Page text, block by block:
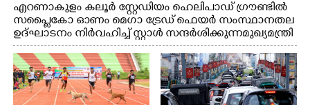
എറണാകുളം കലൂർ സ്റ്റേഡിയം ഹെലിപാഡ് ഗ്രൗണ്ടിൽ
സപ്ളൈകോ ഓണം മെഗാ ട്രേഡ് ഫെയർ സംസ്ഥാനതല
ഉദ്ഘാടനം നിർവഹിച്ച് സ്റ്റാൾ സന്ദർശിക്കുന്ന മുഖ്യമന്ത്രി
വി.ഡി. സതീശൻ. മന്ത്രി അനൂപ് ജേക്കബ് സമീപം